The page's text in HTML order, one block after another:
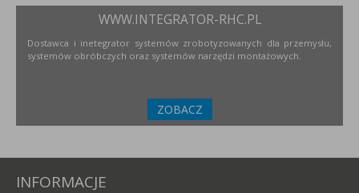
WWW.INTEGRATOR-RHC.PL
Dostawca i inetegrator systemów zrobotyzowanych dla przemysłu,
systemów obróbczych oraz systemów narzędzi montażowych.
ZOBACZ
INFORMACJE